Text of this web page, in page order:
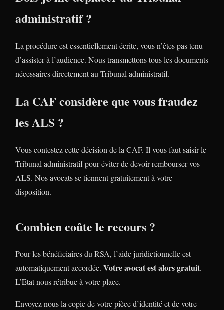
administratif ?
La procédure est essentiellement écrite, vous n’êtes pas tenu
d’assister à l’audience. Nous transmettons tous les documents
nécessaires directement au Tribunal administratif.
La CAF considère que vous fraudez
les ALS ?
Vous contestez cette décision de la CAF. Il vous faut saisir le
Tribunal administratif pour éviter de devoir rembourser vos
ALS. Nos avocats se tiennent gratuitement à votre
disposition.
Combien coûte le recours ?
Pour les bénéficiaires du RSA, l’aide juridictionnelle est
automatiquement accordée. Votre avocat est alors gratuit.
L’Etat nous rétribue à votre place.
Envoyez nous la copie de votre pièce d’identité et de votre